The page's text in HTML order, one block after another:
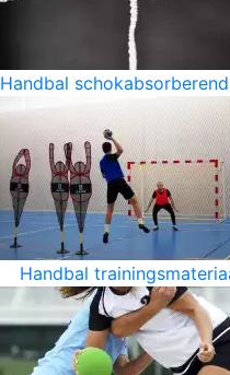
Handbal
Handbal